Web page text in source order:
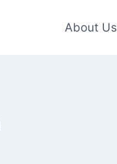
About Us